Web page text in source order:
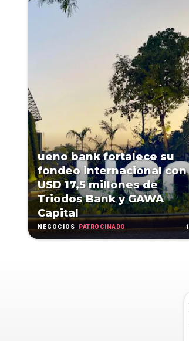
ueno bank fortalece su
fondeo internacional con
USD 17,5 millones de
Triodos Bank y GAWA
Capital
NEGOCIOS PATROCINADO